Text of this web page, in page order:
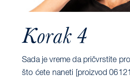
Korak 4
Sada je vreme da pričvrstite
što ćete naneti [proizvod